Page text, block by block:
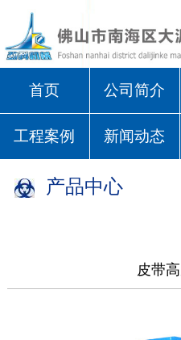
首页 公司简介
工程案例 新闻动态
产品中心
皮带